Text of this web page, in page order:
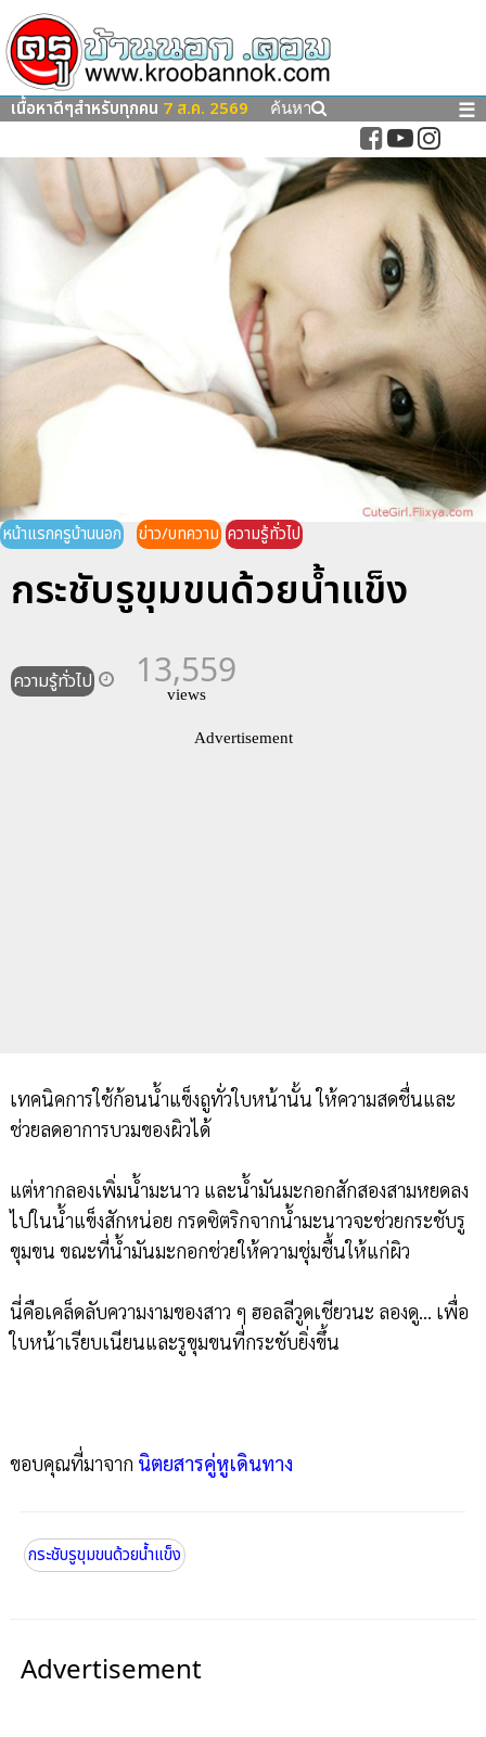
เนื้อหาดีๆสำหรับทุกคน 7 ส.ค. 2569 ค้นหา ☰
หน้าแรกครูบ้านนอก ข่าว/บทความ ความรู้ทั่วไป
กระชับรูขุมขนด้วยน้ำแข็ง
ความรู้ทั่วไป 13,559
views
Advertisement
เทคนิคการใช้ก้อนน้ำแข็งถูทั่วใบหน้านั้น ให้ความสดชื่นและ
ช่วยลดอาการบวมของผิวได้
แต่หากลองเพิ่มน้ำมะนาว และน้ำมันมะกอกสักสองสามหยดลง
ไปในน้ำแข็งสักหน่อย กรดซิตริกจากน้ำมะนาวจะช่วยกระชับรู
ขุมขน ขณะที่น้ำมันมะกอกช่วยให้ความชุ่มชื้นให้แก่ผิว
นี่คือเคล็ดลับความงามของสาว ๆ ฮอลลีวูดเชียวนะ ลองดู... เพื่อ
ใบหน้าเรียบเนียนและรูขุมขนที่กระชับยิ่งขึ้น
ขอบคุณที่มาจาก นิตยสารคู่หูเดินทาง
กระชับรูขุมขนด้วยน้ำแข็ง
Advertisement